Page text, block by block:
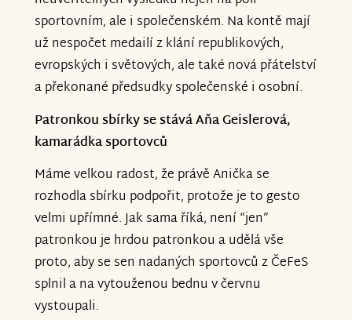
sportovním, ale i společenském. Na kontě mají
už nespočet medailí z klání republikových,
evropských i světových, ale také nová přátelství
a překonané předsudky společenské i osobní.
Patronkou sbírky se stává Aňa Geislerová,
kamarádka sportovců
Máme velkou radost, že právě Anička se
rozhodla sbírku podpořit, protože je to gesto
velmi upřímné. Jak sama říká, není “jen”
patronkou je hrdou patronkou a udělá vše
proto, aby se sen nadaných sportovců z ČeFeS
splnil a na vytouženou bednu v červnu
vystoupali.